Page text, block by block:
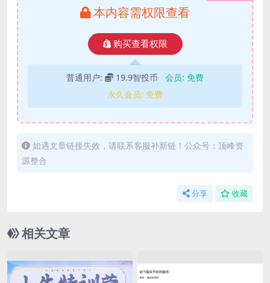
本内容需权限查看
购买查看权限
普通用户: 19.9智投币 会员: 免费
永久会员: 免费
如遇文章链接失效，请联系客服补新链！公众号：顶峰资
源整合
分享 收藏
相关文章